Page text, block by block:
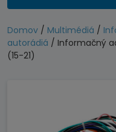
Domov / Multimédiá /
autorádiá / Informačný
(15-21)